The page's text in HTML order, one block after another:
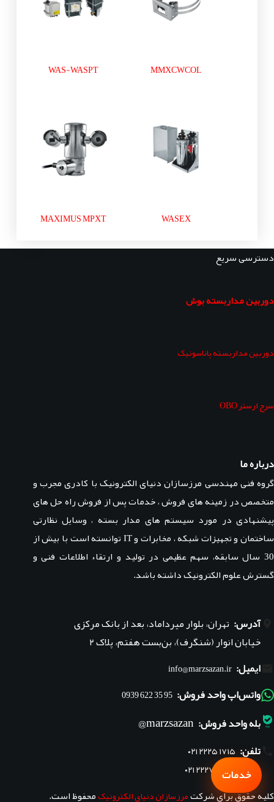
MMXCWCOL
WAS-WASPT
WASEX
MAXIMUS MPXT
دسترسی سریع
دوربین مداربسته بوش
دوربین مداربسته پاناسونیک
سرج ارستر OBO
درباره ما
گروه فنی مهندسی مرزسازان دنیای الکترونیک با کادری مجرب و
متخصص در زمینه های فروش ، خدمات پس از فروش راه حل های
پیشنهادی در مورد سیستم های مدار بسته ، وسایل نظارتی
ساختمان و تجهیزات شبکه ، مخابرات و IT توانسته است با بیش از
30 سال سابقه، سهم عظیمی در تولید و ارتقاء اطلاعات فنی و
گسترش علوم الکترونیک داشته باشد.
آدرس: تهران، بلوار میرداماد، بعد از بانک مرکزی
خیابان انوار (شنگرف)، بن‌بست هفتم، پلاک ۲
ایمیل: info@marzsazan.ir
واتس‌اپ واحد فروش: 95 35 622 0939
بله واحد فروش: marzsazan@
تلفن: ۰۲۱ ۲۲۲۵ ۱۷۱۵
۰۲۱ ۲۲۲۷ ۱۸۴۵
کلیه حقوق برای شرکتمرزسازان دنیای الکترونیکمحفوظ است.
خدمات